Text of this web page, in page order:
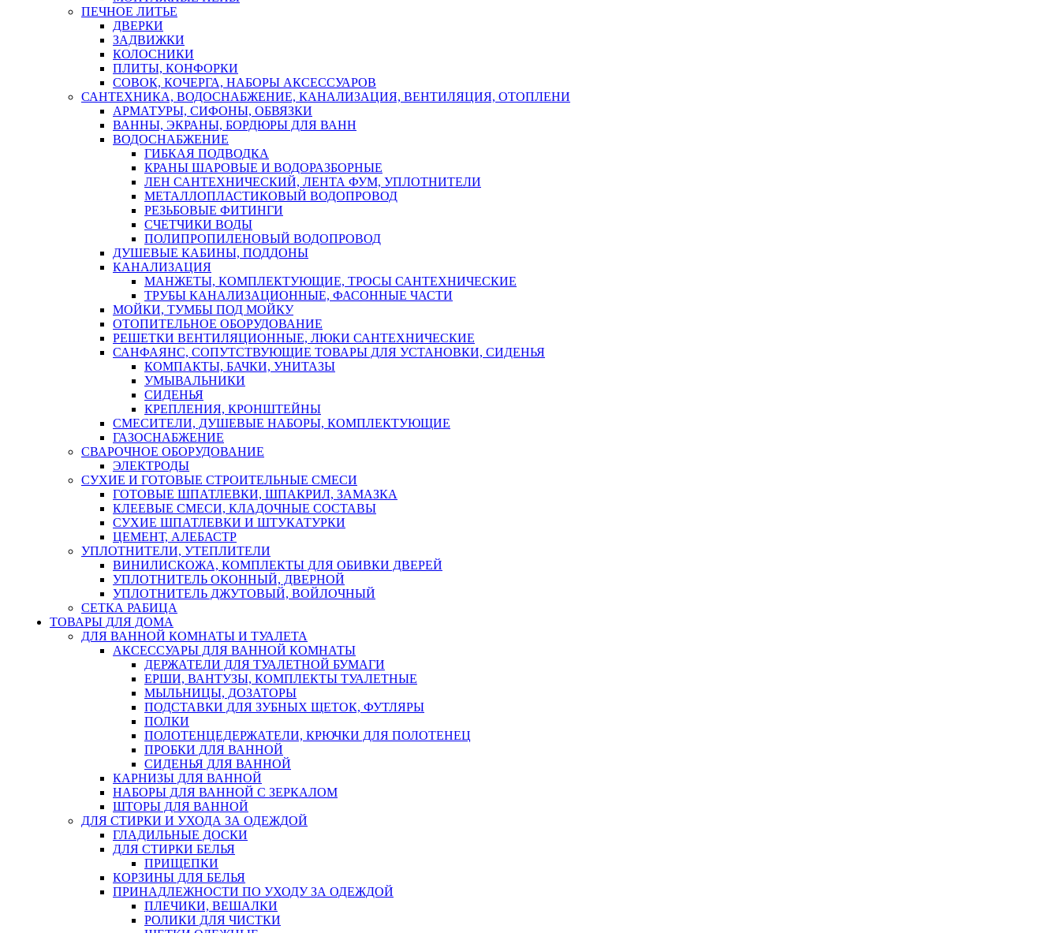
ПЕЧНОЕ ЛИТЬЕ
ДВЕРКИ
ЗАДВИЖКИ
КОЛОСНИКИ
ПЛИТЫ, КОНФОРКИ
СОВОК, КОЧЕРГА, НАБОРЫ АКСЕССУАРОВ
САНТЕХНИКА, ВОДОСНАБЖЕНИЕ, КАНАЛИЗАЦИЯ, ВЕНТИЛЯЦИЯ, ОТОПЛЕНИ
АРМАТУРЫ, СИФОНЫ, ОБВЯЗКИ
ВАННЫ, ЭКРАНЫ, БОРДЮРЫ ДЛЯ ВАНН
ВОДОСНАБЖЕНИЕ
ГИБКАЯ ПОДВОДКА
КРАНЫ ШАРОВЫЕ И ВОДОРАЗБОРНЫЕ
ЛЕН САНТЕХНИЧЕСКИЙ, ЛЕНТА ФУМ, УПЛОТНИТЕЛИ
МЕТАЛЛОПЛАСТИКОВЫЙ ВОДОПРОВОД
РЕЗЬБОВЫЕ ФИТИНГИ
СЧЕТЧИКИ ВОДЫ
ПОЛИПРОПИЛЕНОВЫЙ ВОДОПРОВОД
ДУШЕВЫЕ КАБИНЫ, ПОДДОНЫ
КАНАЛИЗАЦИЯ
МАНЖЕТЫ, КОМПЛЕКТУЮЩИЕ, ТРОСЫ САНТЕХНИЧЕСКИЕ
ТРУБЫ КАНАЛИЗАЦИОННЫЕ, ФАСОННЫЕ ЧАСТИ
МОЙКИ, ТУМБЫ ПОД МОЙКУ
ОТОПИТЕЛЬНОЕ ОБОРУДОВАНИЕ
РЕШЕТКИ ВЕНТИЛЯЦИОННЫЕ, ЛЮКИ САНТЕХНИЧЕСКИЕ
САНФАЯНС, СОПУТСТВУЮЩИЕ ТОВАРЫ ДЛЯ УСТАНОВКИ, СИДЕНЬЯ
КОМПАКТЫ, БАЧКИ, УНИТАЗЫ
УМЫВАЛЬНИКИ
СИДЕНЬЯ
КРЕПЛЕНИЯ, КРОНШТЕЙНЫ
СМЕСИТЕЛИ, ДУШЕВЫЕ НАБОРЫ, КОМПЛЕКТУЮЩИЕ
ГАЗОСНАБЖЕНИЕ
СВАРОЧНОЕ ОБОРУДОВАНИЕ
ЭЛЕКТРОДЫ
СУХИЕ И ГОТОВЫЕ СТРОИТЕЛЬНЫЕ СМЕСИ
ГОТОВЫЕ ШПАТЛЕВКИ, ШПАКРИЛ, ЗАМАЗКА
КЛЕЕВЫЕ СМЕСИ, КЛАДОЧНЫЕ СОСТАВЫ
СУХИЕ ШПАТЛЕВКИ И ШТУКАТУРКИ
ЦЕМЕНТ, АЛЕБАСТР
УПЛОТНИТЕЛИ, УТЕПЛИТЕЛИ
ВИНИЛИСКОЖА, КОМПЛЕКТЫ ДЛЯ ОБИВКИ ДВЕРЕЙ
УПЛОТНИТЕЛЬ ОКОННЫЙ, ДВЕРНОЙ
УПЛОТНИТЕЛЬ ДЖУТОВЫЙ, ВОЙЛОЧНЫЙ
СЕТКА РАБИЦА
ТОВАРЫ ДЛЯ ДОМА
ДЛЯ ВАННОЙ КОМНАТЫ И ТУАЛЕТА
АКСЕССУАРЫ ДЛЯ ВАННОЙ КОМНАТЫ
ДЕРЖАТЕЛИ ДЛЯ ТУАЛЕТНОЙ БУМАГИ
ЕРШИ, ВАНТУЗЫ, КОМПЛЕКТЫ ТУАЛЕТНЫЕ
МЫЛЬНИЦЫ, ДОЗАТОРЫ
ПОДСТАВКИ ДЛЯ ЗУБНЫХ ЩЕТОК, ФУТЛЯРЫ
ПОЛКИ
ПОЛОТЕНЦЕДЕРЖАТЕЛИ, КРЮЧКИ ДЛЯ ПОЛОТЕНЕЦ
ПРОБКИ ДЛЯ ВАННОЙ
СИДЕНЬЯ ДЛЯ ВАННОЙ
КАРНИЗЫ ДЛЯ ВАННОЙ
НАБОРЫ ДЛЯ ВАННОЙ С ЗЕРКАЛОМ
ШТОРЫ ДЛЯ ВАННОЙ
ДЛЯ СТИРКИ И УХОДА ЗА ОДЕЖДОЙ
ГЛАДИЛЬНЫЕ ДОСКИ
ДЛЯ СТИРКИ БЕЛЬЯ
ПРИЩЕПКИ
КОРЗИНЫ ДЛЯ БЕЛЬЯ
ПРИНАДЛЕЖНОСТИ ПО УХОДУ ЗА ОДЕЖДОЙ
ПЛЕЧИКИ, ВЕШАЛКИ
РОЛИКИ ДЛЯ ЧИСТКИ